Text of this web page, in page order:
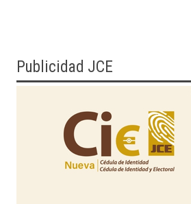
Publicidad JCE